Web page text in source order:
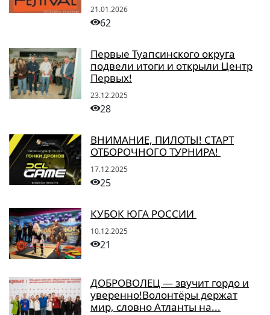
21.01.2026
62
Первые Туапсинского округа
подвели итоги и открыли Центр
Первых!
23.12.2025
28
ВНИМАНИЕ, ПИЛОТЫ! СТАРТ
ОТБОРОЧНОГО ТУРНИРА!
17.12.2025
25
КУБОК ЮГА РОССИИ
10.12.2025
21
ДОБРОВОЛЕЦ — звучит гордо и
уверенно!Волонтёры держат
мир, словно Атланты на...